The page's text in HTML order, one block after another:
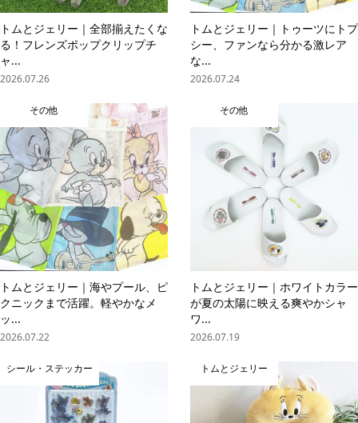
トムとジェリー｜全部揃えたくな
る！フレンズポップクリップチ
ャ...
2026.07.26
トムとジェリー｜トゥーツにトプ
シー、ファンなら分かる激レア
な...
2026.07.24
その他
トムとジェリー｜海やプール、ピ
クニックまで活躍。軽やかなメ
ッ...
2026.07.22
その他
トムとジェリー｜ホワイトカラー
が夏の太陽に映える爽やかシャ
ワ...
2026.07.19
シール・ステッカー トムとジェリー